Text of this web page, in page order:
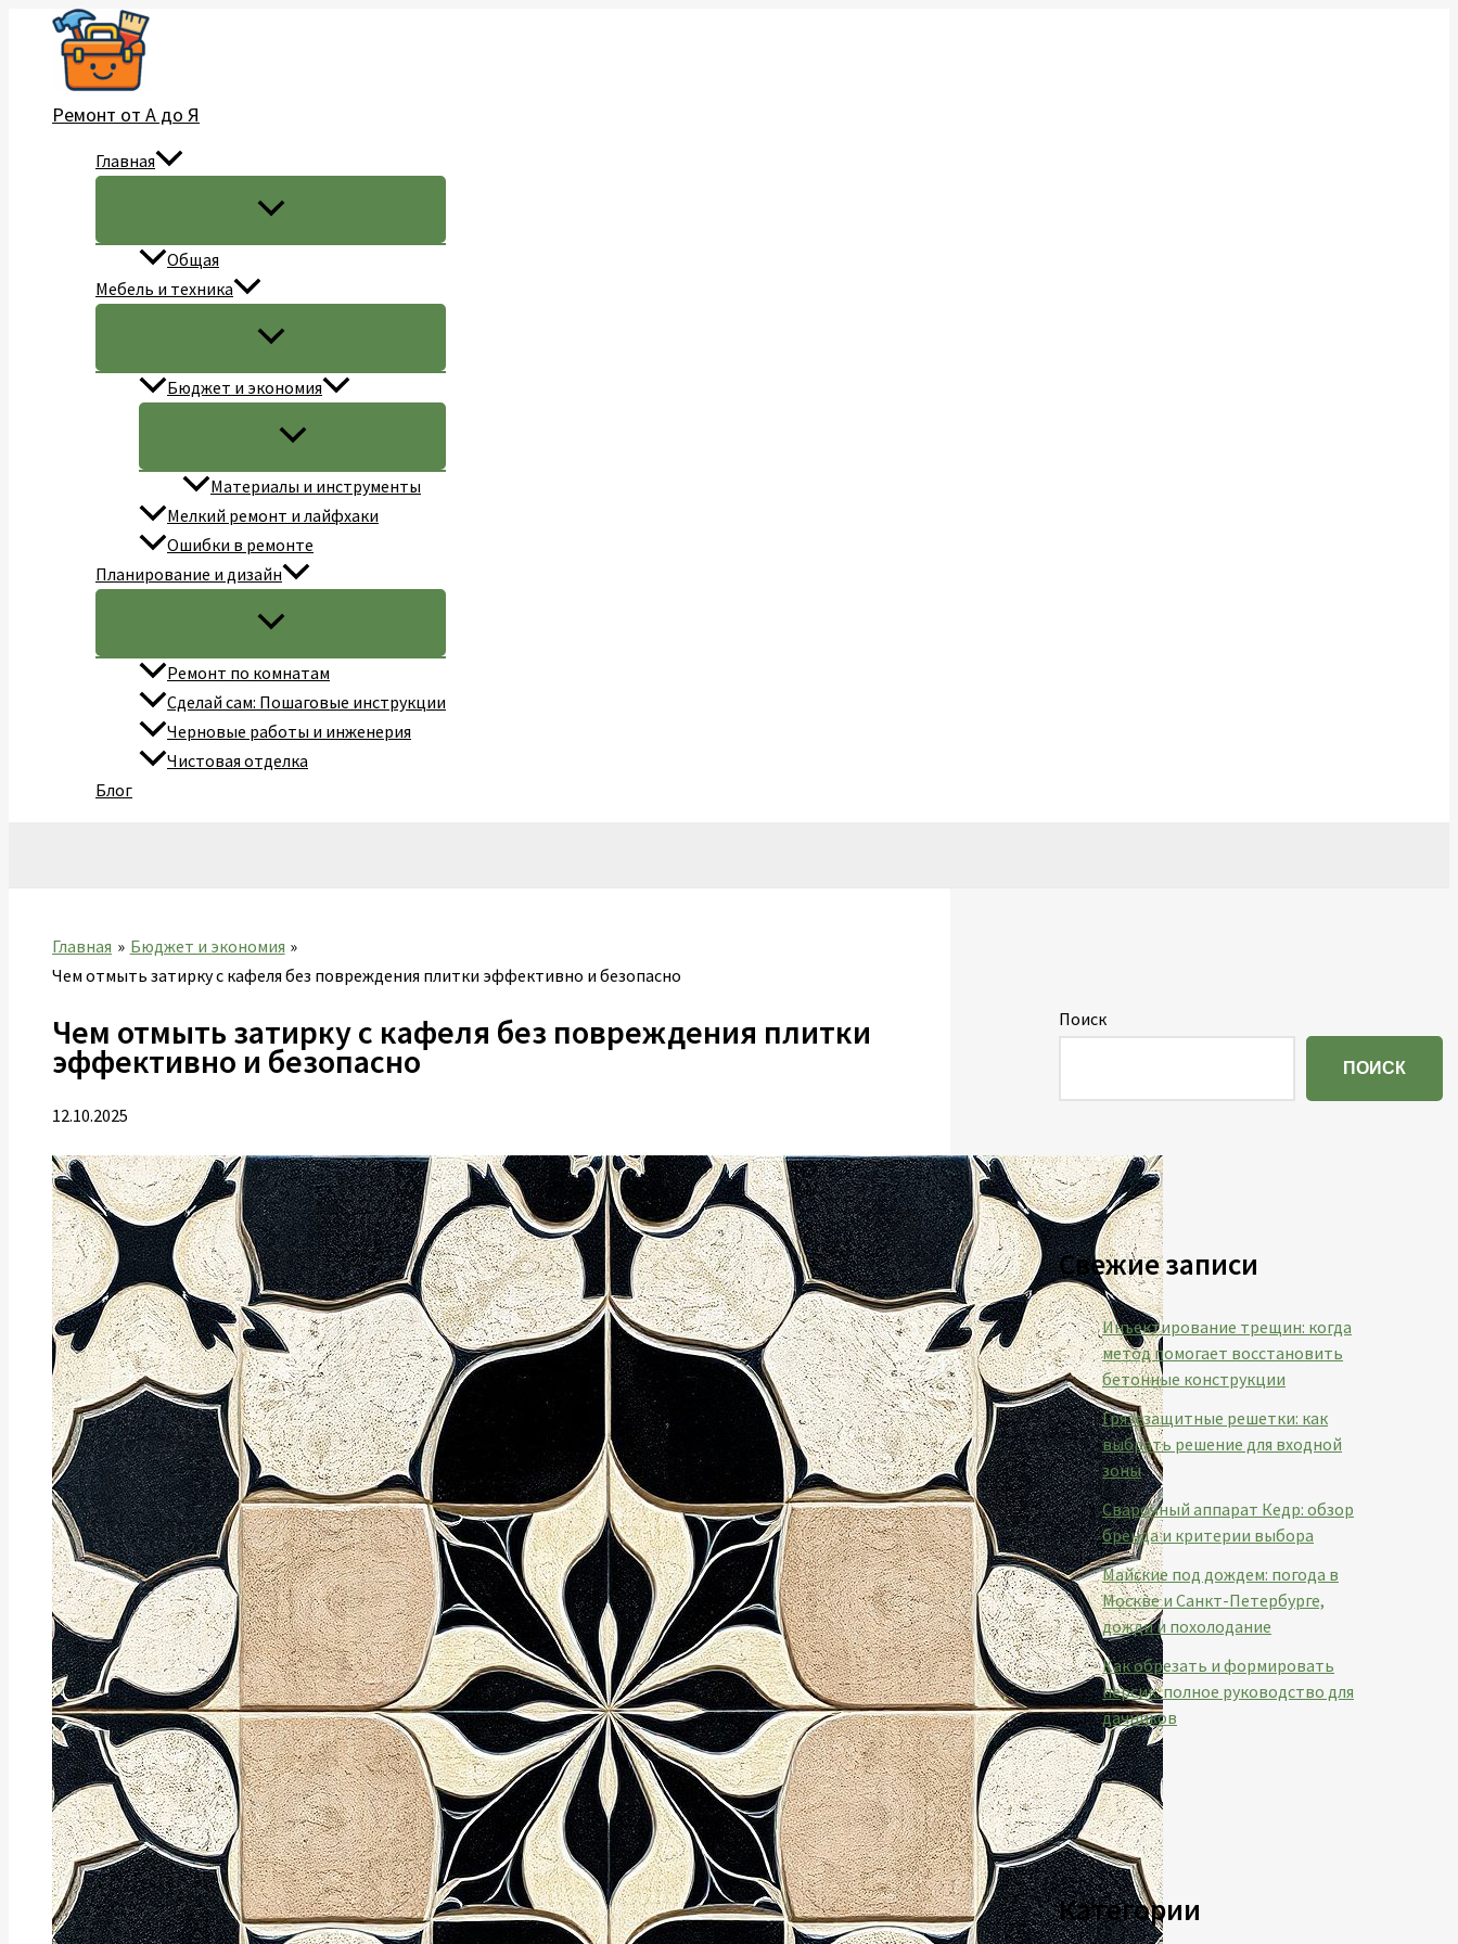
Перейти
содержимому
Ремонт от А до Я
Главная
Общая
Мебель и техника
Бюджет и экономия
Материалы и инструменты
Мелкий ремонт и лайфхаки
Ошибки в ремонте
Планирование и дизайн
Ремонт по комнатам
Сделай сам: Пошаговые инструкции
Черновые работы и инженерия
Чистовая отделка
Блог
Главная
Бюджет и экономия
Чем отмыть затирку с кафеля без повреждения плитки эффективно и безопасно
Чем отмыть затирку с кафеля без повреждения плитки
эффективно и безопасно
12.10.2025
Поиск
ПОИСК
Свежие записи
Инъектирование трещин: когда
метод помогает восстановить
бетонные конструкции
Грязезащитные решетки: как
выбрать решение для входной
зоны
Сварочный аппарат Кедр: обзор
бренда и критерии выбора
Майские под дождем: погода в
Москве и Санкт-Петербурге,
дожди и похолодание
Как обрезать и формировать
персик: полное руководство для
дачников
Категории